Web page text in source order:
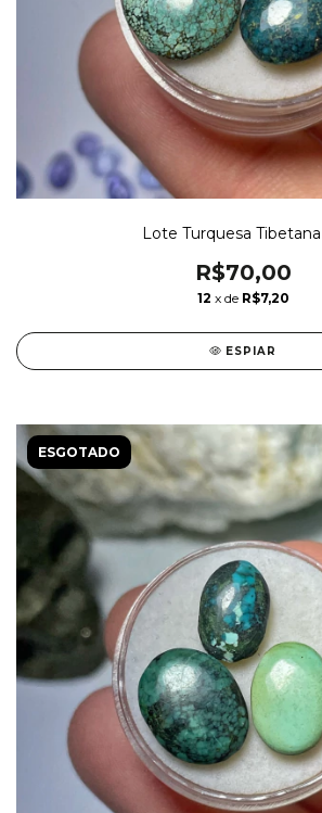
Lote Turquesa
R$70,00
12 x de R$7,20
ESPIAR
ESGOTADO